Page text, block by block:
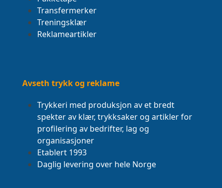
Transfermerker
Treningsklær
Reklameartikler
Avseth trykk og reklame
Trykkeri med produksjon av et bredt
spekter av klær, trykksaker og artikler for
profilering av bedrifter, lag og
organisasjoner
Etablert 1993
Daglig levering over hele Norge